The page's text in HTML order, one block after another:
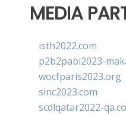
MEDIA
isth2022.com
p2b2pabi2023-
wocfparis2023.org
sinc2023.com
scdlqatar2022-